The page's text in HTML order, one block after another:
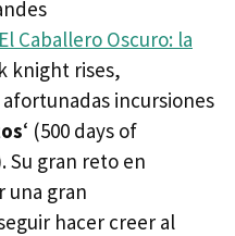
El Caballero Oscuro: la
knight rises,
incursiones
‘ (500 days of
Su gran reto en
una gran
hacer creer al